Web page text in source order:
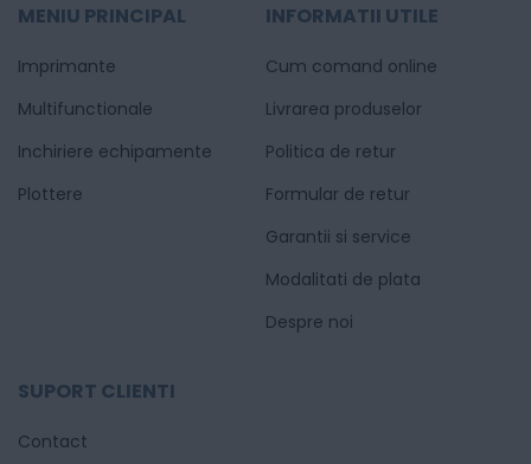
MENIU PRINCIPAL
Imprimante
Multifunctionale
Inchiriere echipamente
Plottere
INFORMATII UTILE
Cum comand online
Livrarea produselor
Politica de retur
Formular de retur
Garantii si service
Modalitati de plata
Despre noi
SUPORT CLIENTI
Contact